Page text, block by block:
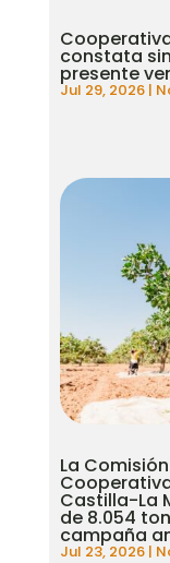
constata
presente
Jul 29, 2026|
La
Castilla-La
de 8.054
campaña
Jul 23, 2026|